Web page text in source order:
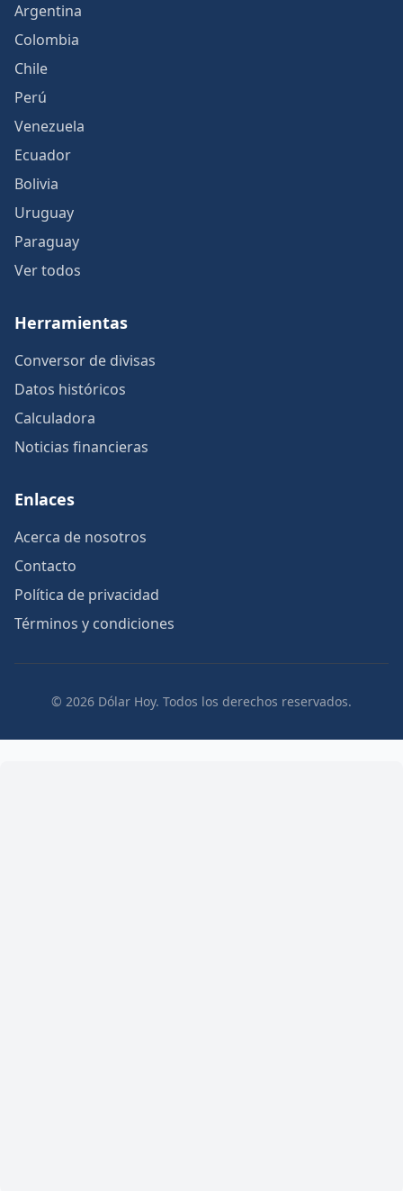
Argentina
Colombia
Chile
Perú
Venezuela
Ecuador
Bolivia
Uruguay
Paraguay
Ver todos
Herramientas
Conversor de divisas
Datos históricos
Calculadora
Noticias financieras
Enlaces
Acerca de nosotros
Contacto
Política de privacidad
Términos y condiciones
© 2026 Dólar Hoy. Todos los derechos reservados.